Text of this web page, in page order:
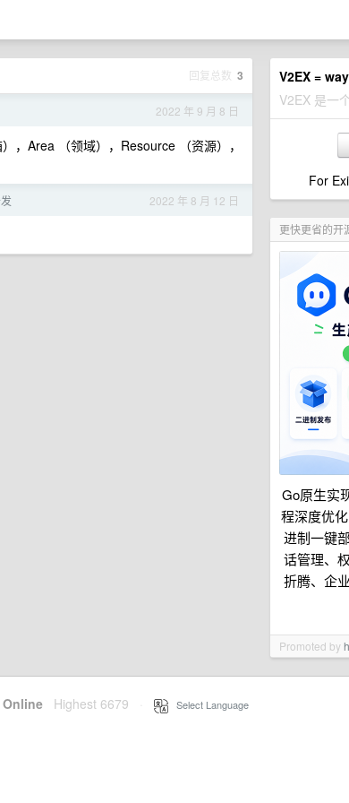
V2EX =
V2EX 是一
For
更快更省的开
Go原生实
程深度优
进制一键
话管理、
折腾、企
Promoted by
回复总数 3
2022 年 9 月 8 日
，Area （领域），Resource （资源），
2022 年 8 月 12 日
Highest 6679 Select Language